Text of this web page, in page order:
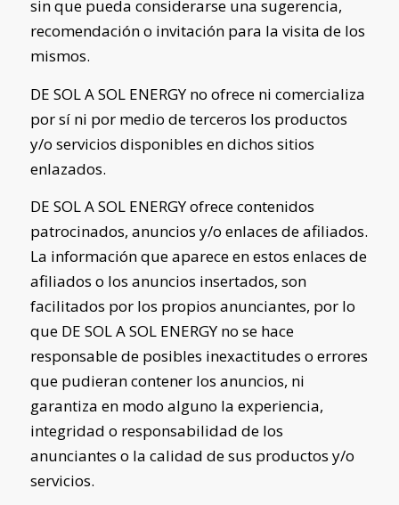
sin que pueda considerarse una sugerencia,
recomendación o invitación para la visita de los
mismos.
DE SOL A SOL ENERGYno ofrece ni comercializa
por sí ni por medio de terceros los productos
y/o servicios disponibles en dichos sitios
enlazados.
DE SOL A SOL ENERGYofrece contenidos
patrocinados, anuncios y/o enlaces de afiliados.
La información que aparece en estos enlaces de
afiliados o los anuncios insertados, son
facilitados por los propios anunciantes, por lo
que DE SOL A SOL ENERGYno se hace
responsable de posibles inexactitudes o errores
que pudieran contener los anuncios, ni
garantiza en modo alguno la experiencia,
integridad o responsabilidad de los
anunciantes o la calidad de sus productos y/o
servicios.